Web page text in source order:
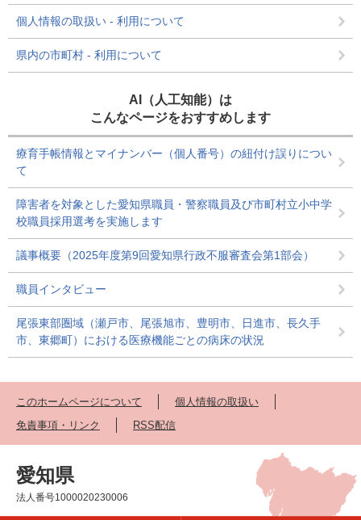
個人情報の取扱い - 利用について
県内の市町村 - 利用について
AI（人工知能）は
こんなページをおすすめします
療育手帳情報とマイナンバー（個人番号）の紐付け誤りについ
て
障害者を対象とした愛知県職員・警察職員及び市町村立小中学
校職員採用選考を実施します
議事概要（2025年度第9回愛知県行政不服審査会第1部会）
職員インタビュー
尾張東部圏域（瀬戸市、尾張旭市、豊明市、日進市、長久手
市、東郷町）における医療機能ごとの病床の状況
このホームページについて
個人情報の取扱い
免責事項・リンク
RSS配信
愛知県
法人番号1000020230006